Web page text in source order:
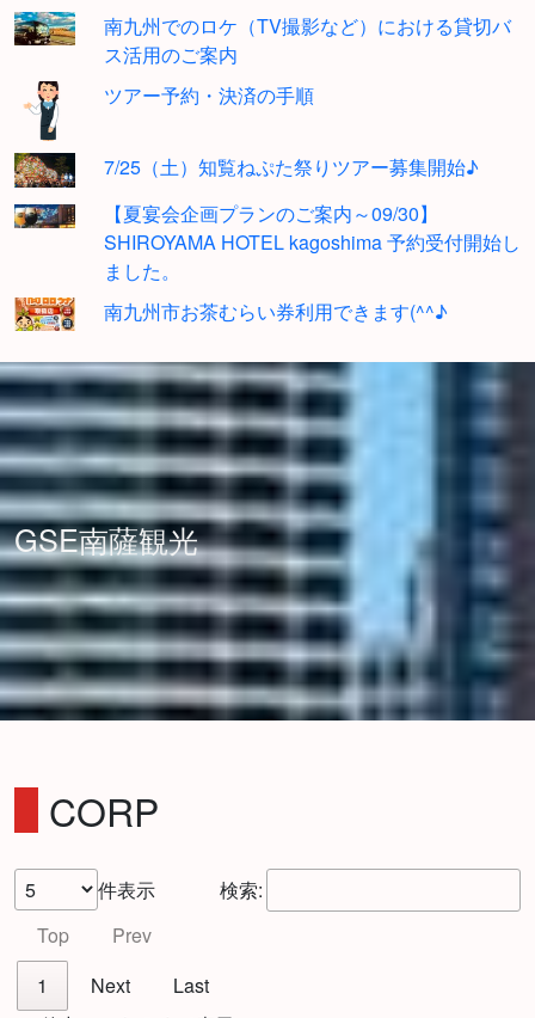
南九州でのロケ（TV撮影など）における貸切バ
ス活用のご案内
ツアー予約・決済の手順
7/25（土）知覧ねぷた祭りツアー募集開始♪
【夏宴会企画プランのご案内～09/30】
SHIROYAMA HOTEL kagoshima 予約受付開始し
ました。
南九州市お茶むらい券利用できます(^^♪
GSE南薩観光
CORP
件表示
検索:
Top
Prev
1
Next
Last